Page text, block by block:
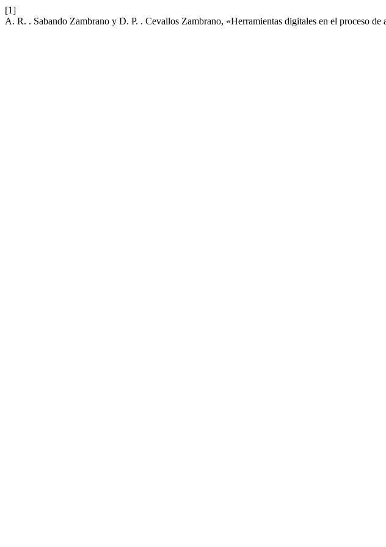
[1]
A. R. . Sabando Zambrano y D. P. . Cevallos Zambrano, «Herramientas digitales en el proceso